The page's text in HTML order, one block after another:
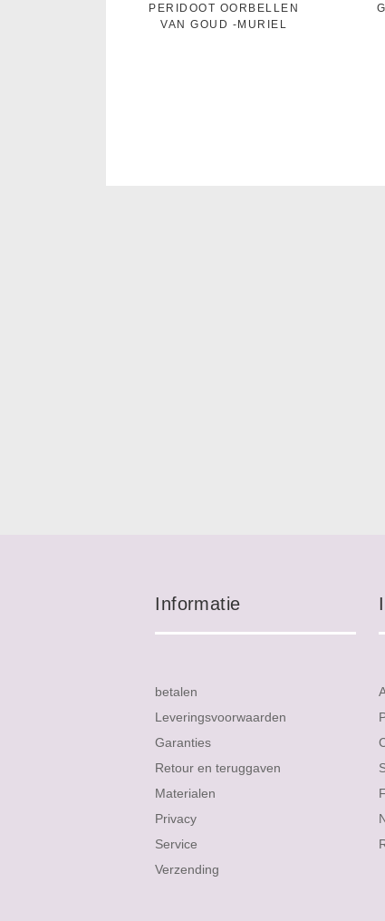
PERIDOOT OORBELLEN
VAN GOUD -MURIEL
Informatie
betalen
Leveringsvoorwaarden
Garanties
Retour en teruggaven
Materialen
Privacy
Service
Verzending